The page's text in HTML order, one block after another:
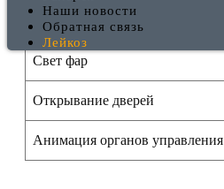
Наши новости
Обратная связь
Лейкоз
Свет фар
Открывание дверей
Анимация органов управления